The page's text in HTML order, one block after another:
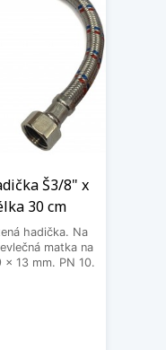
Š3/8" x
30 cm
hadička. Na
matka na
13 mm. PN 10.